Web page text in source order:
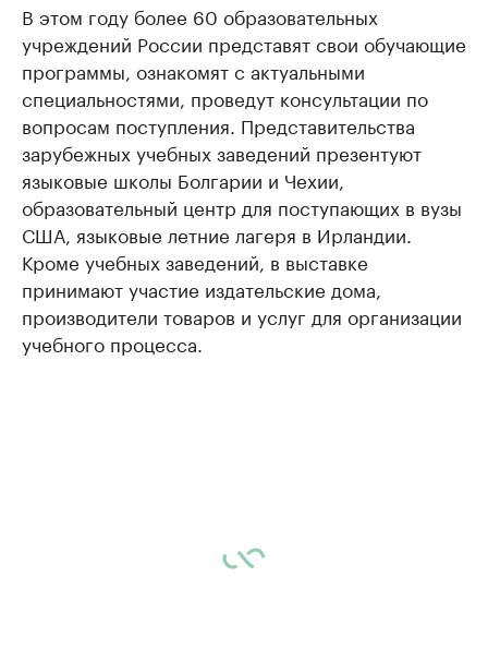
В этом году более 60 образовательных
учреждений России представят свои обучающие
программы, ознакомят с актуальными
специальностями, проведут консультации по
вопросам поступления. Представительства
зарубежных учебных заведений презентуют
языковые школы Болгарии и Чехии,
образовательный центр для поступающих в вузы
США, языковые летние лагеря в Ирландии.
Кроме учебных заведений, в выставке
принимают участие издательские дома,
производители товаров и услуг для организации
учебного процесса.